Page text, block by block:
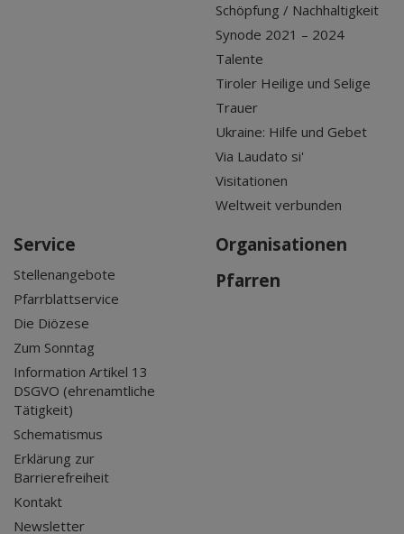
Schöpfung / Nachhaltigkeit
Synode 2021 – 2024
Talente
Tiroler Heilige und Selige
Trauer
Ukraine: Hilfe und Gebet
Via Laudato si'
Visitationen
Weltweit verbunden
Service
Stellenangebote
Pfarrblattservice
Die Diözese
Zum Sonntag
Information Artikel 13
DSGVO (ehrenamtliche
Tätigkeit)
Schematismus
Erklärung zur
Barrierefreiheit
Kontakt
Newsletter
Organisationen
Pfarren